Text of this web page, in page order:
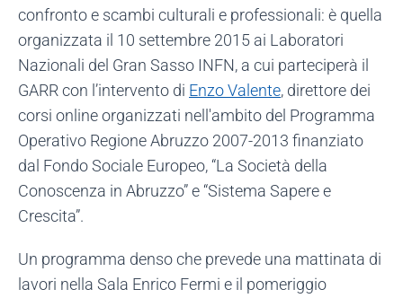
confronto e scambi culturali e professionali: è quella
organizzata il 10 settembre 2015 ai Laboratori
Nazionali del Gran Sasso INFN, a cui parteciperà il
GARR con l’intervento di Enzo Valente, direttore dei
corsi online organizzati nell'ambito del Programma
Operativo Regione Abruzzo 2007-2013 finanziato
dal Fondo Sociale Europeo, “La Società della
Conoscenza in Abruzzo” e “Sistema Sapere e
Crescita”.
Un programma denso che prevede una mattinata di
lavori nella Sala Enrico Fermi e il pomeriggio